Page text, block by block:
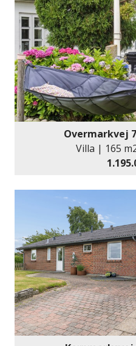
kvadratmeter kan bruges
Udenfor finder du en
udlagt med græsplæne.
og leg, mens I kan
terrassen.
Kunne denne skønne
familie, så ring og book
på 44 77 66 99.Overmarkvej
Villa | 165